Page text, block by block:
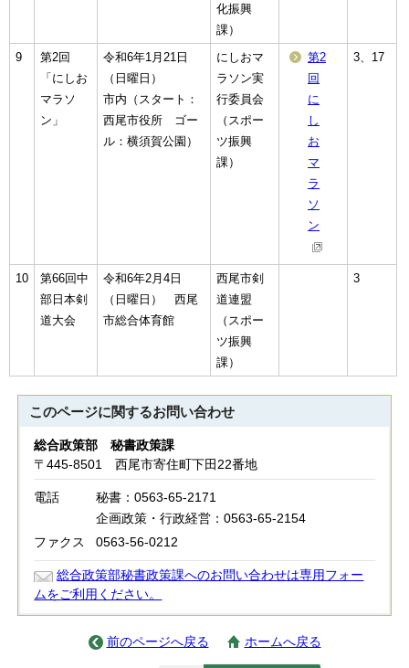
化振興
課）
9
第2回
「にしお
マラソ
ン」
令和6年1月21日
（日曜日）
市内（スタート：
西尾市役所 ゴー
ル：横須賀公園）
にしおマ
ラソン実
行委員会
（スポー
ツ振興
課）
第2
回
に
し
お
マ
ラ
ソ
ン
3、17
10
第66回中
部日本剣
道大会
令和6年2月4日
（日曜日） 西尾
市総合体育館
西尾市剣
道連盟
（スポー
ツ振興
課）
3
このページに関するお問い合わせ
総合政策部 秘書政策課
〒445-8501 西尾市寄住町下田22番地
電話
秘書：0563-65-2171
企画政策・行政経営：0563-65-2154
ファクス
0563-56-0212
総合政策部秘書政策課へのお問い合わせは専用フォー
ムをご利用ください。
前のページへ戻る ホームへ戻る